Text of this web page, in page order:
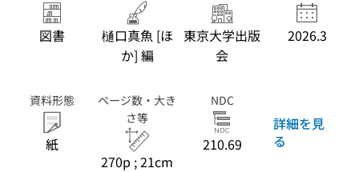
図書
樋口真魚 [ほ
か] 編
東京大学出版
会
2026.3
資料形態
紙
ページ数・大き
さ等
270p ; 21cm
NDC
210.69
詳細を見
る